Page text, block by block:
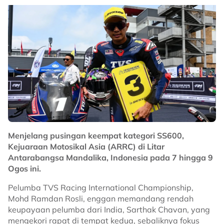
membrek, pengurusan tayar serta membuat keputusan
ketika berada di bawah tekanan.
Dengan hanya satu slot dipertaruhkan ke Aichi-
Nagoya, Naquib sedar setiap sesi latihan menjadi
penentu dalam merealisasikan impiannya untuk
membawa cabaran Malaysia dalam acara e-sukan
yang semakin mendapat perhatian di pentas sukan
antarabangsa.
No node context available.
Related Topics
#E-Sukan #permotoran #Sukan Asia
Menjelang pusingan keempat kategori SS600,
Kejuaraan Motosikal Asia (ARRC) di Litar
Antarabangsa Mandalika, Indonesia pada 7 hingga 9
Ogos ini.
Pelumba TVS Racing International Championship,
Mohd Ramdan Rosli, enggan memandang rendah
keupayaan pelumba dari India, Sarthak Chavan, yang
mengekori rapat di tempat kedua, sebaliknya fokus